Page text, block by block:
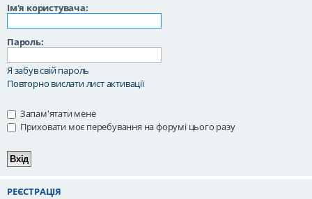
Ім'я користувача:
Пароль:
Я забув свій пароль
Повторно вислати лист активації
Запам'ятати мене
Приховати моє перебування на форумі цього разу
РЕЄСТРАЦІЯ